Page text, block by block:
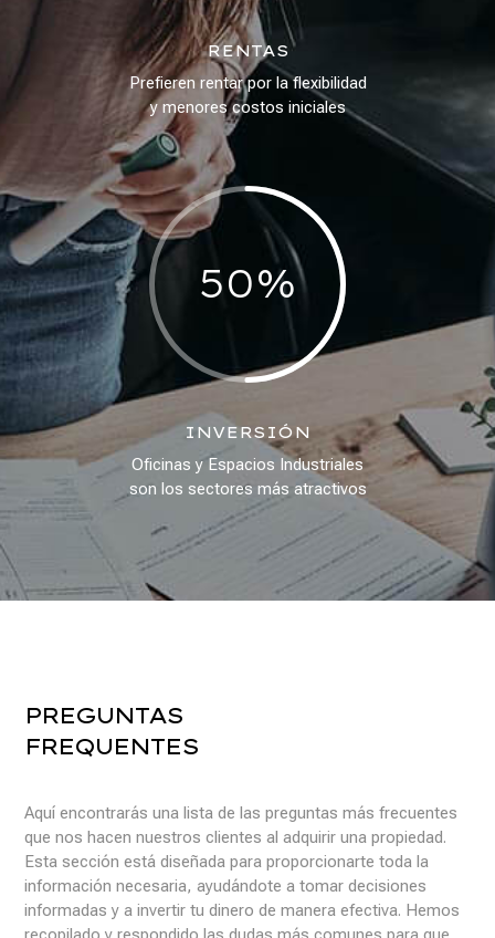
RENTAS
Prefieren rentar por la flexibilidad
y menores costos iniciales
50%
INVERSIÓN
Oficinas y Espacios Industriales
son los sectores más atractivos
PREGUNTAS
FREQUENTES
Aquí encontrarás una lista de las preguntas más frecuentes
que nos hacen nuestros clientes al adquirir una propiedad.
Esta sección está diseñada para proporcionarte toda la
información necesaria, ayudándote a tomar decisiones
informadas y a invertir tu dinero de manera efectiva. Hemos